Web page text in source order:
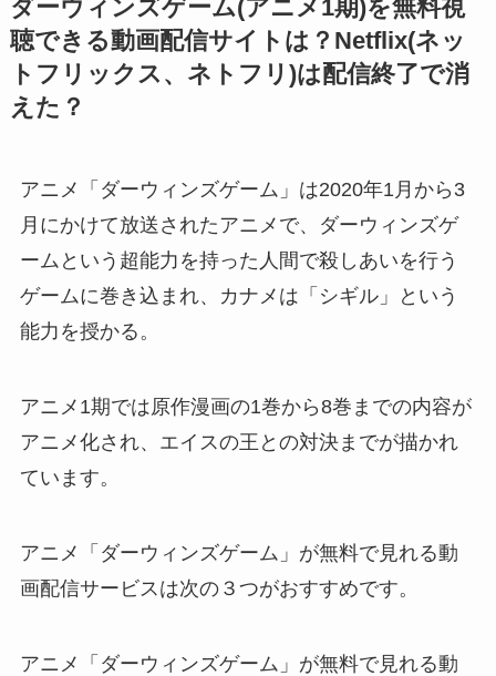
ダーウィンズゲーム(アニメ1期)を無料視
聴できる動画配信サイトは？Netflix(ネッ
トフリックス、ネトフリ)は配信終了で消
えた？
アニメ「ダーウィンズゲーム」は2020年1月から3
月にかけて放送されたアニメで、ダーウィンズゲ
ームという超能力を持った人間で殺しあいを行う
ゲームに巻き込まれ、カナメは「シギル」という
能力を授かる。
アニメ1期では原作漫画の1巻から8巻までの内容が
アニメ化され、エイスの王との対決までが描かれ
ています。
アニメ「ダーウィンズゲーム」が無料で見れる動
画配信サービスは次の３つがおすすめです。
アニメ「ダーウィンズゲーム」が無料で見れる動